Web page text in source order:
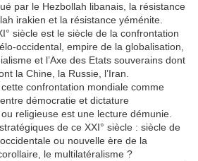
par le Hezbollah libanais, la résistance
irakien et la résistance yéménite.
siècle est le siècle de la confrontation
occidental, empire de la globalisation,
et l’Axe des Etats souverains dont
la Chine, la Russie, l’Iran.
confrontation mondiale comme
démocratie et dictature
religieuse est une lecture démunie.
de ce XXI° siècle : siècle de
ou nouvelle ère de la
le multilatéralisme ?